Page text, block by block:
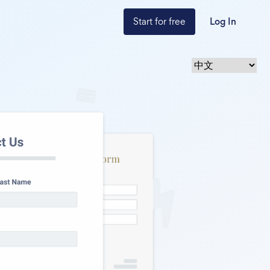
Start for free Log In